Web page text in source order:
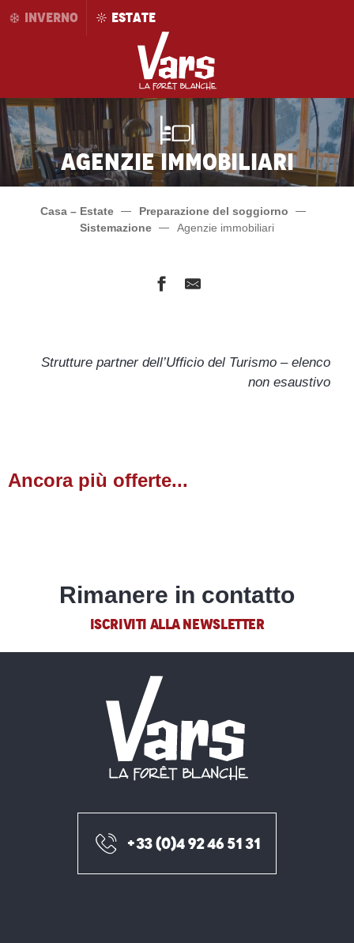
AllerINVERNO ESTATE
Agenzie immobiliari
Casa – Estate
Preparazione del soggiorno
Sistemazione
Agenzie immobiliari
Agence de la Forêt Blanche
Strutture partner dell’Ufficio del Turismo – elenco
non esaustivo
Ancora più offerte...
Rimanere in contatto
ISCRIVITI ALLA NEWSLETTER
+33 (0)4 92 46 51 31